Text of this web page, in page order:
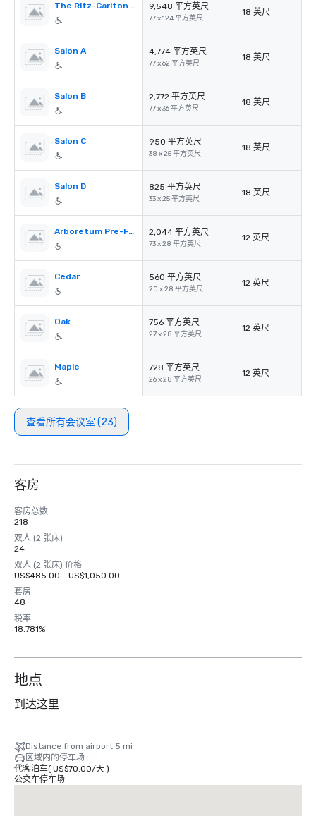
The Ritz-Carlton Ballroom 9,548 平方英尺
77 x 124 平方英尺
18 英尺
Salon A 4,774 平方英尺
77 x 62 平方英尺
18 英尺
Salon B 2,772 平方英尺
77 x 36 平方英尺
18 英尺
Salon C 950 平方英尺
38 x 25 平方英尺
18 英尺
Salon D 825 平方英尺
33 x 25 平方英尺
18 英尺
Arboretum Pre-Function 2,044 平方英尺
73 x 28 平方英尺
12 英尺
Cedar 560 平方英尺
20 x 28 平方英尺
12 英尺
Oak 756 平方英尺
27 x 28 平方英尺
12 英尺
Maple 728 平方英尺
26 x 28 平方英尺
12 英尺
查看所有会议室 (23)
客房
客房总数
218
双人 (2 张床)
24
双人 (2 张床) 价格
US$485.00 - US$1,050.00
套房
48
税率
18.781%
地点
到达这里
Distance from airport 5 mi
区域内的停车场
代客泊车( US$70.00/天)
公交车停车场